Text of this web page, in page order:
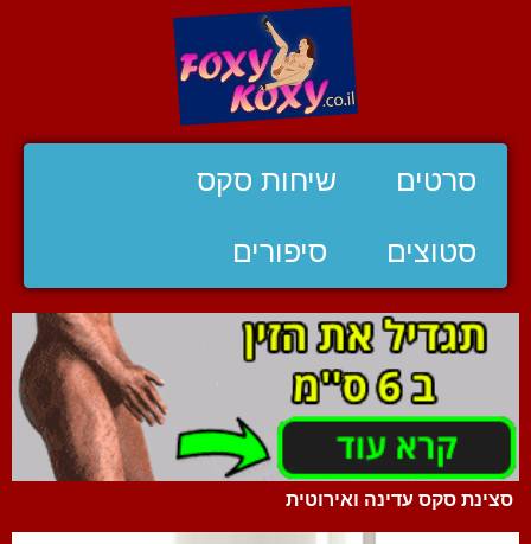
סרטים שיחות סקס
סטוצים סיפורים
סצינת סקס עדינה ואירוטית